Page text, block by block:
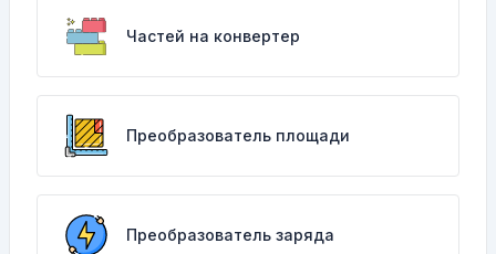
Частей на конвертер
Преобразователь площади
Преобразователь заряда